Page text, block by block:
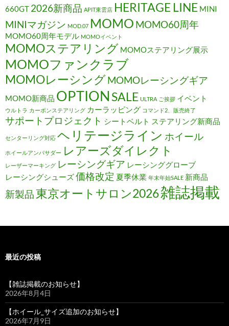
660GT 2026新商品 APIT東雲店 HERITAGE LINE MINI
MINIマガジン MOD.07 MOMO MOMO60周年
MOMO60周年モデル MOMOイベント
MOMOステアリング MOMOステアリング展示
MOMOファンクラブ
MOMOレーシングMOMOレーシングギア
MOMO新商品 OPTION SALE ULTRA ご挨拶 イベント
ウルトラ カーボンステアリング カーラッピング コマンド2、販売終了
サポートプロジェクト シートベルト ステアリング新商品
センターリング対応 ヘリテージライン ホイール
ホイールアンバサダー レアーズダイレクト
レーザーマーキング レーシングギア レーシンググローブ
レーシングシューズ価格改定 夏季休業 年末年始SALE 新商品
新製品 東京オートサロン2026雑誌掲載
最近の投稿
【雑誌掲載のお知らせ】
2026年8月4日
【ホイール_サイズ追加のお知らせ】
2026年7月9日